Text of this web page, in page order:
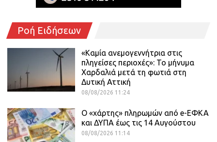
Ροή Ειδήσεων
«Καμία ανεμογεννήτρια στις
πληγείσες περιοχές»: Το μήνυμα
Χαρδαλιά μετά τη φωτιά στη
Δυτική Αττική
08/08/2026 11:24
Ο «χάρτης» πληρωμών από e-ΕΦΚΑ
και ΔΥΠΑ έως τις 14 Αυγούστου
08/08/2026 11:14